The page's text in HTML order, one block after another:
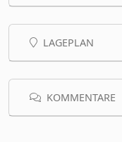
LAGEPLAN
KOMMENTARE